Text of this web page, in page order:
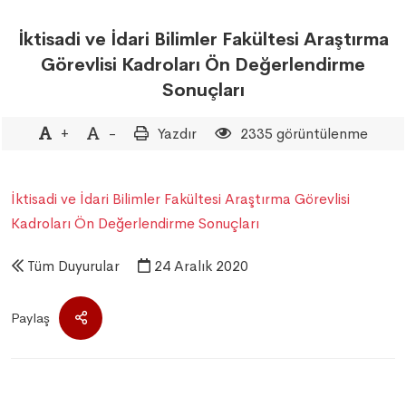
İktisadi ve İdari Bilimler Fakültesi Araştırma
Görevlisi Kadroları Ön Değerlendirme
Sonuçları
+ - Yazdır 2335 görüntülenme
İktisadi ve İdari Bilimler Fakültesi Araştırma Görevlisi
Kadroları Ön Değerlendirme Sonuçları
Tüm Duyurular 24 Aralık 2020
Paylaş